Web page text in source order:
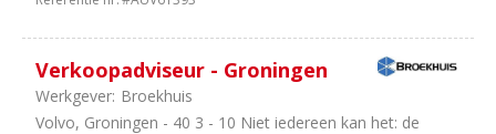
Verkoopadviseur - Groningen
Werkgever: Broekhuis
Volvo, Groningen - 40 3 - 10 Niet iedereen kan het: de